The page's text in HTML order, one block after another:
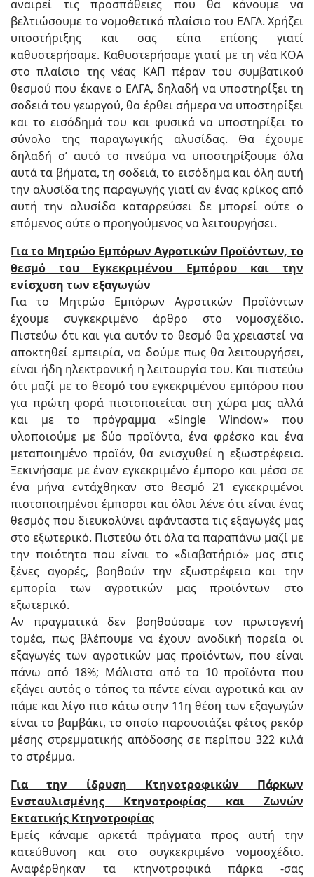
αναιρεί τις προσπάθειες που θα κάνουμε να
βελτιώσουμε το νομοθετικό πλαίσιο του ΕΛΓΑ. Χρήζει
υποστήριξης και σας είπα επίσης γιατί
καθυστερήσαμε. Καθυστερήσαμε γιατί με τη νέα ΚΟΑ
στο πλαίσιο της νέας ΚΑΠ πέραν του συμβατικού
θεσμού που έκανε ο ΕΛΓΑ, δηλαδή να υποστηρίξει τη
σοδειά του γεωργού, θα έρθει σήμερα να υποστηρίξει
και το εισόδημά του και φυσικά να υποστηρίξει το
σύνολο της παραγωγικής αλυσίδας. Θα έχουμε
δηλαδή σ’ αυτό το πνεύμα να υποστηρίξουμε όλα
αυτά τα βήματα, τη σοδειά, το εισόδημα και όλη αυτή
την αλυσίδα της παραγωγής γιατί αν ένας κρίκος από
αυτή την αλυσίδα καταρρεύσει δε μπορεί ούτε ο
επόμενος ούτε ο προηγούμενος να λειτουργήσει.
Για το Μητρώο Εμπόρων Αγροτικών Προϊόντων, το
θεσμό του Εγκεκριμένου Εμπόρου και την
ενίσχυση των εξαγωγών
Για το Μητρώο Εμπόρων Αγροτικών Προϊόντων
έχουμε συγκεκριμένο άρθρο στο νομοσχέδιο.
Πιστεύω ότι και για αυτόν το θεσμό θα χρειαστεί να
αποκτηθεί εμπειρία, να δούμε πως θα λειτουργήσει,
είναι ήδη ηλεκτρονική η λειτουργία του. Και πιστεύω
ότι μαζί με το θεσμό του εγκεκριμένου εμπόρου που
για πρώτη φορά πιστοποιείται στη χώρα μας αλλά
και με το πρόγραμμα «Single Window» που
υλοποιούμε με δύο προϊόντα, ένα φρέσκο και ένα
μεταποιημένο προϊόν, θα ενισχυθεί η εξωστρέφεια.
Ξεκινήσαμε με έναν εγκεκριμένο έμπορο και μέσα σε
ένα μήνα εντάχθηκαν στο θεσμό 21 εγκεκριμένοι
πιστοποιημένοι έμποροι και όλοι λένε ότι είναι ένας
θεσμός που διευκολύνει αφάνταστα τις εξαγωγές μας
στο εξωτερικό. Πιστεύω ότι όλα τα παραπάνω μαζί με
την ποιότητα που είναι το «διαβατήριό» μας στις
ξένες αγορές, βοηθούν την εξωστρέφεια και την
εμπορία των αγροτικών μας προϊόντων στο
εξωτερικό.
Αν πραγματικά δεν βοηθούσαμε τον πρωτογενή
τομέα, πως βλέπουμε να έχουν ανοδική πορεία οι
εξαγωγές των αγροτικών μας προϊόντων, που είναι
πάνω από 18%; Μάλιστα από τα 10 προϊόντα που
εξάγει αυτός ο τόπος τα πέντε είναι αγροτικά και αν
πάμε και λίγο πιο κάτω στην 11η θέση των εξαγωγών
είναι το βαμβάκι, το οποίο παρουσιάζει φέτος ρεκόρ
μέσης στρεμματικής απόδοσης σε περίπου 322 κιλά
το στρέμμα.
Για την ίδρυση Κτηνοτροφικών Πάρκων
Ενσταυλισμένης Κτηνοτροφίας και Ζωνών
Εκτατικής Κτηνοτροφίας
Εμείς κάναμε αρκετά πράγματα προς αυτή την
κατεύθυνση και στο συγκεκριμένο νομοσχέδιο.
Αναφέρθηκαν τα κτηνοτροφικά πάρκα -σας